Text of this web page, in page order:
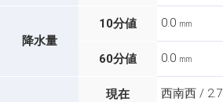
降水量
10分値 0.0 mm
60分値 0.0 mm
現在 西南西 / 2.7